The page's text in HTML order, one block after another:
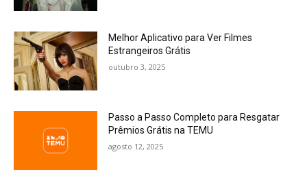
Melhor Aplicativo para Ver Filmes
Estrangeiros Grátis
outubro 3, 2025
Passo a Passo Completo para Resgatar
Prêmios Grátis na TEMU
agosto 12, 2025